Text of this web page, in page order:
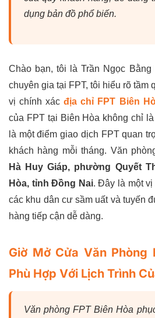
dụng bản đồ phổ biến.
Chào bạn, tôi là Trần Ngọc
chuyên gia tại FPT, tôi hiểu rõ tầm
vị chính xácđịa chỉ FPT Biên
của FPT tại Biên Hòa không chỉ
là một điểm giao dịch FPT quan
khách hàng mỗi tháng. Văn
Hà Huy Giáp, phường Quyết
Hòa, tỉnh Đồng Nai. Đây là một
các khu dân cư sầm uất và tuyến
hàng tiếp cận dễ dàng.
Giờ Mở Cửa Văn Phòng
Phù Hợp Với Lịch Trình
Văn phòng FPT Biên Hòa